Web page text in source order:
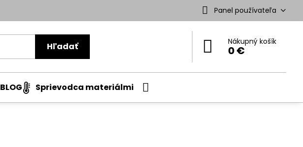
Panel používateľa
Hľadať Nákupný košík
0 €
BLOG Sprievodca materiálmi